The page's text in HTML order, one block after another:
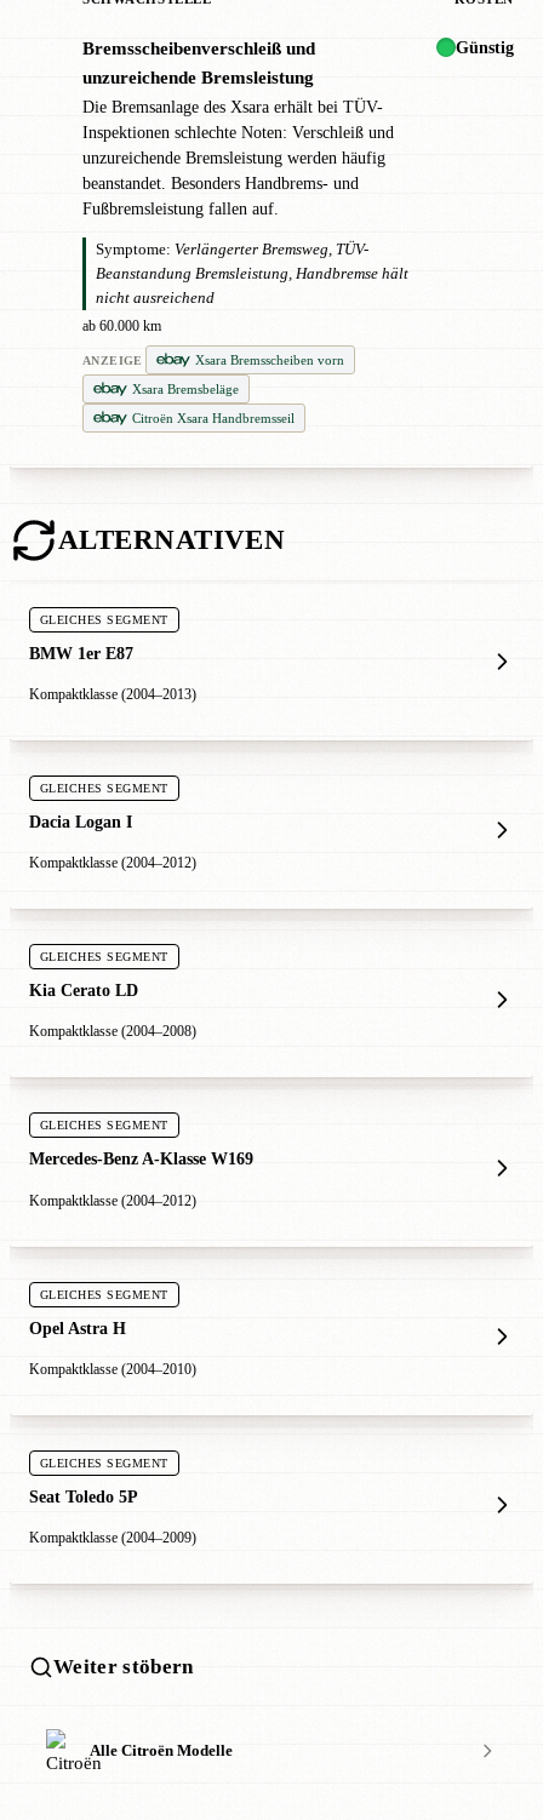
Bremsscheibenverschleiß und
unzureichende Bremsleistung
Die Bremsanlage des Xsara erhält bei TÜV-
Inspektionen schlechte Noten: Verschleiß und
unzureichende Bremsleistung werden häufig
beanstandet. Besonders Handbrems- und
Fußbremsleistung fallen auf.
Symptome: Verlängerter Bremsweg, TÜV-
Beanstandung Bremsleistung, Handbremse hält
nicht ausreichend
ab 60.000 km
ANZEIGE
Xsara Bremsscheiben vorn
Xsara Bremsbeläge
Citroën Xsara Handbremsseil
Günstig
ALTERNATIVEN
GLEICHES SEGMENT
BMW 1er E87
Kompaktklasse (2004–2013)
GLEICHES SEGMENT
Dacia Logan I
Kompaktklasse (2004–2012)
GLEICHES SEGMENT
Kia Cerato LD
Kompaktklasse (2004–2008)
GLEICHES SEGMENT
Mercedes-Benz A-Klasse W169
Kompaktklasse (2004–2012)
GLEICHES SEGMENT
Opel Astra H
Kompaktklasse (2004–2010)
GLEICHES SEGMENT
Seat Toledo 5P
Kompaktklasse (2004–2009)
Weiter stöbern
Alle Citroën Modelle